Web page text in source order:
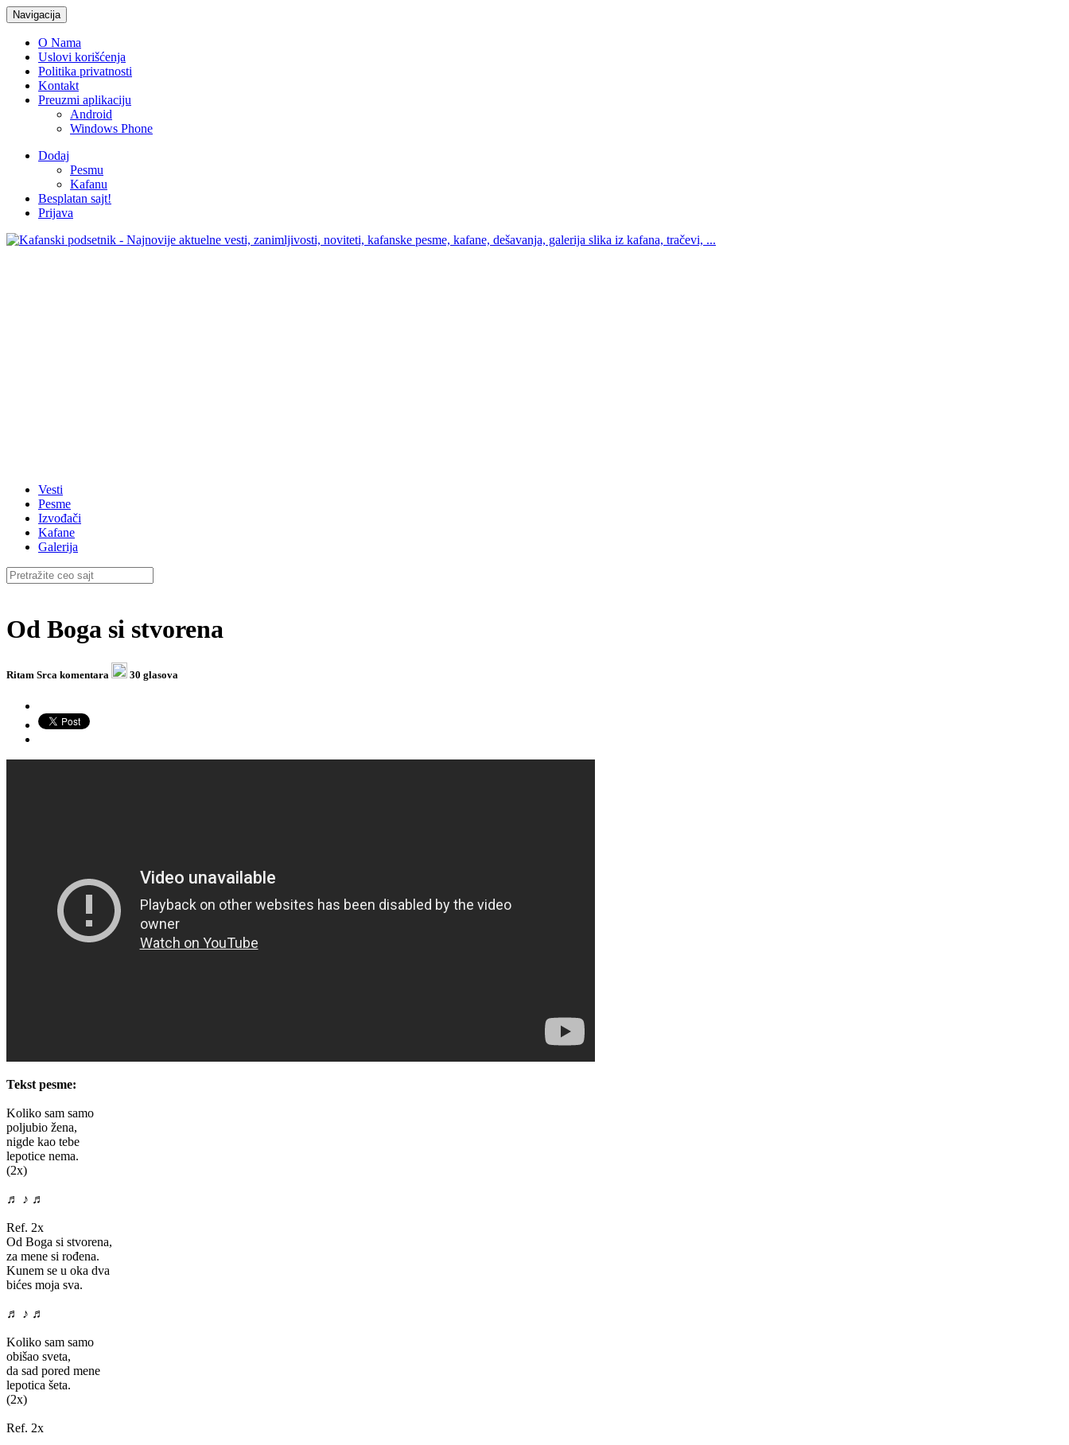
Navigacija
O Nama
Uslovi korišćenja
Politika privatnosti
Kontakt
Preuzmi aplikaciju
Android
Windows Phone
Dodaj
Pesmu
Kafanu
Besplatan sajt!
Prijava
Vesti
Pesme
Izvođači
Kafane
Galerija
Od Boga si stvorena
Ritam Srca komentara 30 glasova
Tekst pesme:
Koliko sam samo
poljubio žena,
nigde kao tebe
lepotice nema.
(2x)
♬ ♪ ♬
Ref. 2x
Od Boga si stvorena,
za mene si rođena.
Kunem se u oka dva
bićes moja sva.
♬ ♪ ♬
Koliko sam samo
obišao sveta,
da sad pored mene
lepotica šeta.
(2x)
Ref. 2x